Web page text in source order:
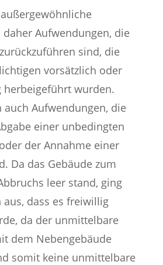
Aufwendungen, die
sind, die
vorsätzlich oder
herbeigeführt wurden.
Aufwendungen, die
einer unbedingten
der Annahme einer
Da das Gebäude zum
leer stand, ging
aus, dass es freiwillig
da der unmittelbare
dem Nebengebäude
somit keine unmittelbare